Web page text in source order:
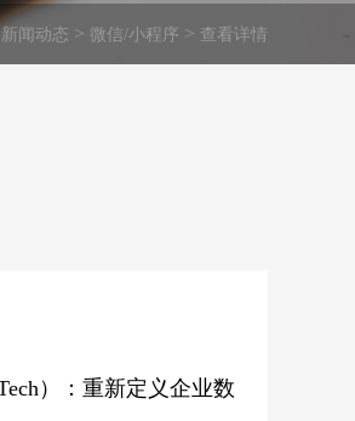
新闻动态 > 微信/小程序 > 查看详情
）：重新定义企业数